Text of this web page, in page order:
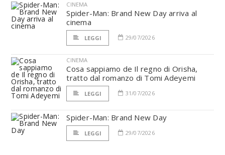
CINEMA
Spider-Man: Brand New Day arriva al
cinema
LEGGI 29/07/2026
CINEMA
Cosa sappiamo de Il regno di Orisha,
tratto dal romanzo di Tomi Adeyemi
LEGGI 31/07/2026
Spider-Man: Brand New Day
LEGGI 29/07/2026